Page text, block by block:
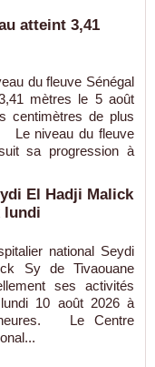
atteint 3,41
du fleuve Sénégal
mètres le 5 août
centimètres de plus
Le niveau du fleuve
sa progression à
El Hadji Malick
lundi
national Seydi
Sy de Tivaouane
ses activités
10 août 2026 à
Le Centre